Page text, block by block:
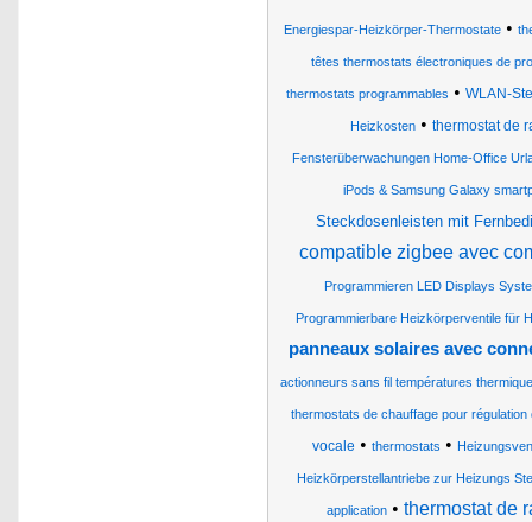
Energiespar-Heizkörper-Thermostate •
têtes thermostats électroniques de
thermostats programmables • WLAN-
Heizkosten• thermostat de
Fensterüberwachungen Home-Office
iPods & Samsung Galaxy
Steckdosenleisten mit
compatible zigbee avec
Programmieren LED Displays
Programmierbare Heizkörperventile für
panneaux solaires avec
actionneurs sans fil températures
thermostats de chauffage pour régulation
vocale • thermostats •
Heizkörperstellantriebe zur Heizungs
application• thermostat de